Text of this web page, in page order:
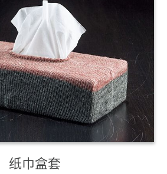
纸巾盒套